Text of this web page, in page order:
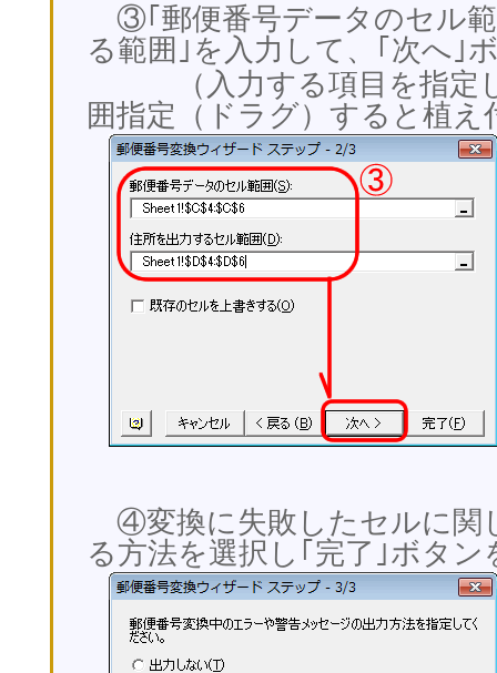
③｢郵便番号データのセル
る範囲｣を入力して、｢次へ｣
（入力する項目を指定し
囲指定（ドラグ）すると植
④変換に失敗したセルに関
る方法を選択し｢完了｣ボタ